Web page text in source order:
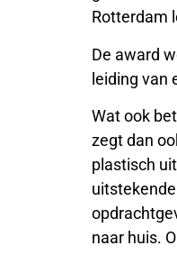
Rotterdam
De award
leiding van
Wat ook
zegt dan
plastisch
naar huis.